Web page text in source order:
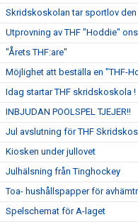
Skridskoskolan tar sportlov den
Utprovning av THF "Hoddie"
"Årets THF:are"
Möjlighet att beställa en "THF-
Idag startar THF skridskoskola !
INBJUDAN POOLSPEL TJEJER!!
Jul avslutning för THF
Kiosken under jullovet
Julhälsning från Tinghockey
Toa- hushållspapper för
Spelschemat för A-laget